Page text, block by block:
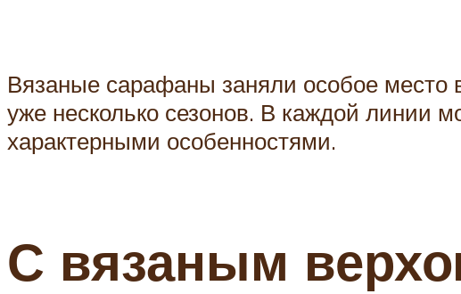
Вязаные сарафаны заняли особое место
уже несколько сезонов. В каждой линии
характерными особенностями.
С вязаным